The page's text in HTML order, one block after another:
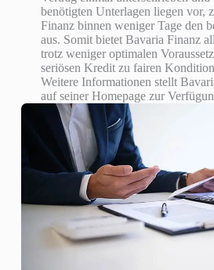
benötigten Unterlagen liegen vor,
Finanz binnen weniger Tage den
aus. Somit bietet Bavaria Finanz
trotz weniger optimalen
seriösen Kredit zu fairen
Weitere Informationen stellt
auf seiner Homepage zur